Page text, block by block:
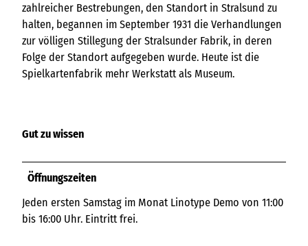
zahlreicher Bestrebungen, den Standort in Stralsund zu
halten, begannen im September 1931 die Verhand­lungen
zur völligen Stillegung der Stralsunder Fabrik, in deren
Folge der Standort aufgegeben wurde. Heute ist die
Spielkartenfabrik mehr Werkstatt als Museum.
Gut zu wissen
Öffnungszeiten
Jeden ersten Samstag im Monat Linotype Demo von 11:00
bis 16:00 Uhr. Eintritt frei.